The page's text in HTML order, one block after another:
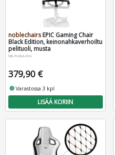
noblechairsEPIC Gaming Chair
Black Edition, keinonahkaverhoiltu
pelituoli, musta
NBL-PU-BLA-004
379,90 €
fiber_manual_recordVarastossa 3 kpl
LISÄÄ KORIIN